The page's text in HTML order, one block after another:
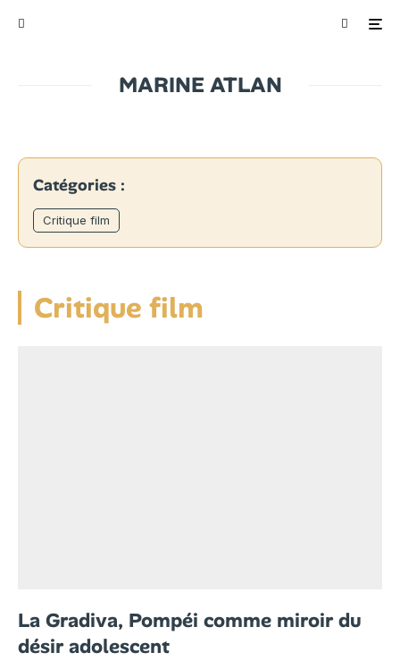
MARINE ATLAN
Catégories :
Critique film
Critique film
La Gradiva, Pompéi comme miroir du
désir adolescent